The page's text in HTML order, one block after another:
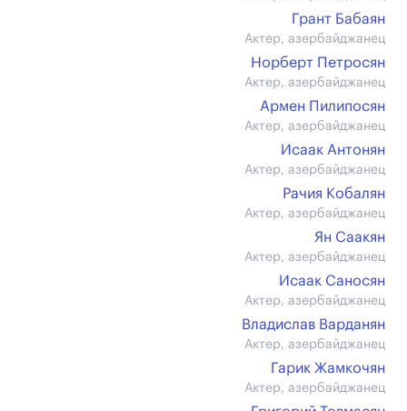
Грант Бабаян
Актер, азербайджанец
Норберт Петросян
Актер, азербайджанец
Армен Пилипосян
Актер, азербайджанец
Исаак Антонян
Актер, азербайджанец
Рачия Кобалян
Актер, азербайджанец
Ян Саакян
Актер, азербайджанец
Исаак Саносян
Актер, азербайджанец
Владислав Варданян
Актер, азербайджанец
Гарик Жамкочян
Актер, азербайджанец